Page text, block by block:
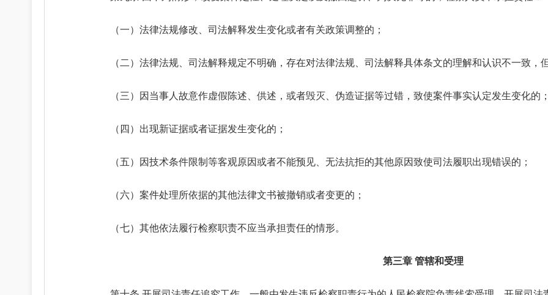
（一）法律法规修改、司法解释发生变化或者有关政策调整的；
（二）法律法规、司法解释规定不明确，存在对法律法规、司法解释具体条文的理解和认识不一致，
（三）因当事人故意作虚假陈述、供述，或者毁灭、伪造证据等过错，致使案件事实认定发生变化的；
（四）出现新证据或者证据发生变化的；
（五）因技术条件限制等客观原因或者不能预见、无法抗拒的其他原因致使司法履职出现错误的；
（六）案件处理所依据的其他法律文书被撤销或者变更的；
（七）其他依法履行检察职责不应当承担责任的情形。
第三章 管辖和受理